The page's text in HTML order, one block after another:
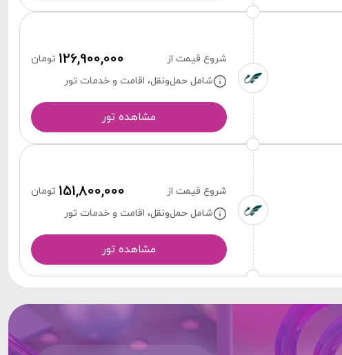
شروع قیمت از 126,900,000 تومان
شامل حمل‌ونقل، اقامت و خدمات تور
مشاهده تور
شروع قیمت از 151,800,000 تومان
شامل حمل‌ونقل، اقامت و خدمات تور
مشاهده تور